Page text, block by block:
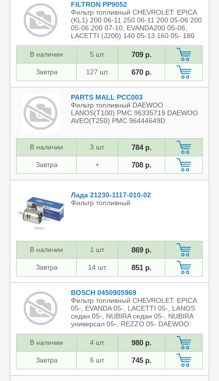
FILTRON PP9052
Фильтр топливный CHEVROLET: EPICA
(KL1) 200 06-11 250 06-11 200 05-06 200
05-06 200 07-10, EVANDA200 05-06,
LACETTI (J200) 140 05-13 160 05- 180
В наличии
5 шт. 709 р.
Завтра 127 шт. 670 р.
PARTS MALL PCC003
Фильтр топливный DAEWOO
LANOS(T100) PMC 96335719 DAEWOO
AVEO(T250) PMC 96444649D
В наличии 3 шт. 784 р.
Завтра + 708 р.
Лада 21230-1117-010-02
Фильтр топливный
В наличии 1 шт. 869 р.
Завтра 14 шт. 851 р.
BOSCH 0450905969
Фильтр топливный CHEVROLET: EPICA
05-, EVANDA 05-, LACETTI 05-, LANOS
седан 05-, NUBIRA седан 05-, NUBIRA
универсал 05-, REZZO 05- DAEWOO:
В наличии
4 шт. 980 р.
Завтра 6 шт. 745 р.